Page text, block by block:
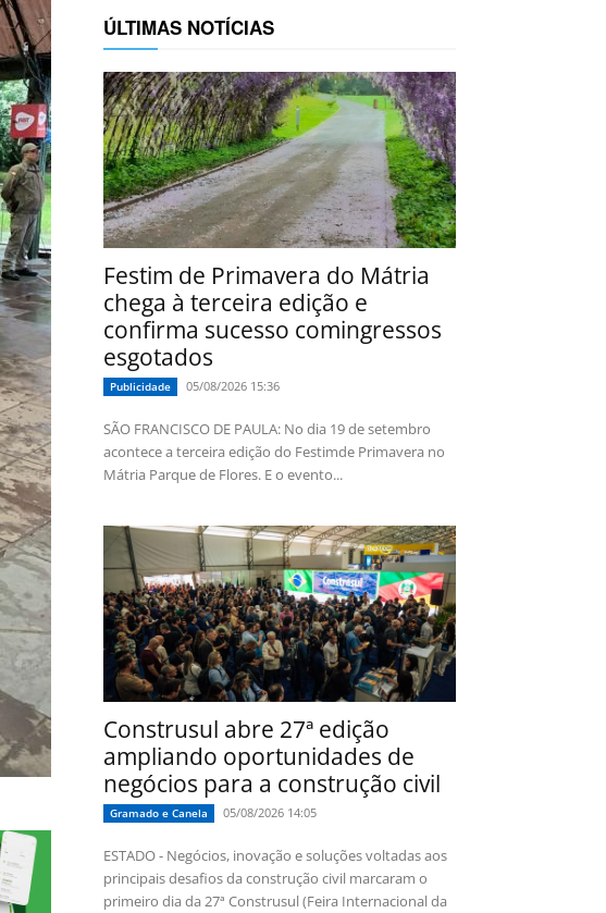
ÚLTIMAS NOTÍCIAS
Festim de Primavera do Mátria
chega à terceira edição e
confirma sucesso comingressos
esgotados
Publicidade 05/08/2026 15:36
SÃO FRANCISCO DE PAULA: No dia 19 de setembro
acontece a terceira edição do Festimde Primavera no
Mátria Parque de Flores. E o evento...
Construsul abre 27ª edição
ampliando oportunidades de
negócios para a construção civil
Gramado e Canela 05/08/2026 14:05
ESTADO - Negócios, inovação e soluções voltadas aos
principais desafios da construção civil marcaram o
primeiro dia da 27ª Construsul (Feira Internacional da